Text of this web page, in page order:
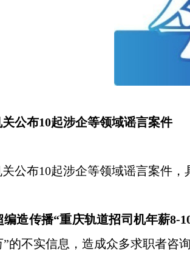
公布10起涉企等领域谣言案件
公布10起涉企等领域谣言案件，
编造传播“重庆轨道招司机年薪8-
的不实信息，造成众多求职者咨